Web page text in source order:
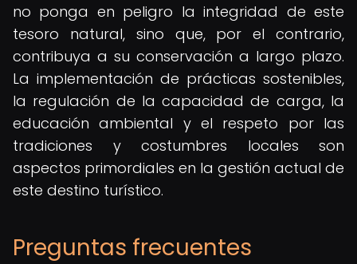
no ponga en peligro la integridad de este
tesoro natural, sino que, por el contrario,
contribuya a su conservación a largo plazo.
La implementación de prácticas sostenibles,
la regulación de la capacidad de carga, la
educación ambiental y el respeto por las
tradiciones y costumbres locales son
aspectos primordiales en la gestión actual de
este destino turístico.
Preguntas frecuentes